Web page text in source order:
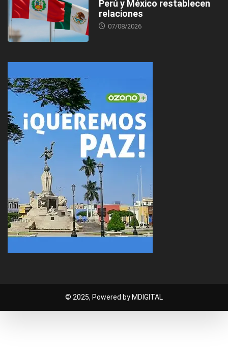
Perú y México restablecen
relaciones
07/08/2026
© 2025, Powered by MDIGITAL